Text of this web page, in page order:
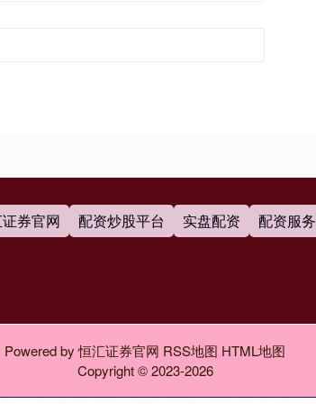
券官网 配资炒股平台 实盘配资 配资服务
Powered by恒汇证券官网 RSS地图 HTML地图
Copyright© 2023-2026